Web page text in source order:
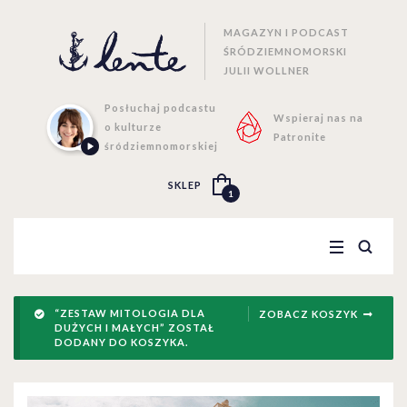
MAGAZYN I PODCAST
ŚRÓDZIEMNOMORSKI
JULII WOLLNER
Posłuchaj podcastu
o kulturze
śródziemnomorskiej
Wspieraj nas na
Patronite
SKLEP
1
ZOBACZ KOSZYK
“ZESTAW MITOLOGIA DLA
DUŻYCH I MAŁYCH” ZOSTAŁ
DODANY DO KOSZYKA.